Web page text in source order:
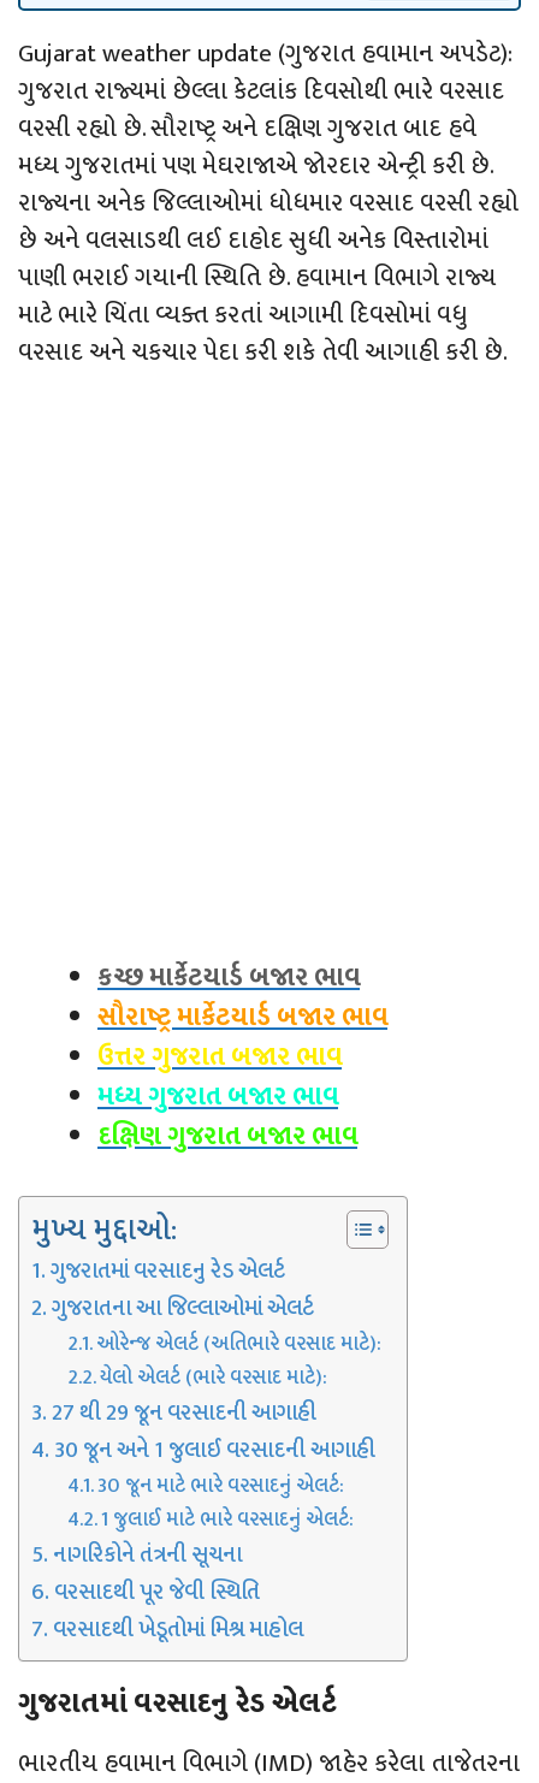
Gujarat weather update (ગુજરાત હવામાન અપડેટ):
ગુજરાત રાજ્યમાં છેલ્લા કેટલાંક દિવસોથી ભારે વરસાદ
વરસી રહ્યો છે. સૌરાષ્ટ્ર અને દક્ષિણ ગુજરાત બાદ હવે
મધ્ય ગુજરાતમાં પણ મેઘરાજાએ જોરદાર એન્ટ્રી કરી છે.
રાજ્યના અનેક જિલ્લાઓમાં ધોધમાર વરસાદ વરસી રહ્યો
છે અને વલસાડથી લઈ દાહોદ સુધી અનેક વિસ્તારોમાં
પાણી ભરાઈ ગયાની સ્થિતિ છે. હવામાન વિભાગે રાજ્ય
માટે ભારે ચિંતા વ્યક્ત કરતાં આગામી દિવસોમાં વધુ
વરસાદ અને ચકચાર પેદા કરી શકે તેવી આગાહી કરી છે.
કચ્છ માર્કેટયાર્ડ બજાર ભાવ
સૌરાષ્ટ્ર માર્કેટયાર્ડ બજાર ભાવ
ઉત્તર ગુજરાત બજાર ભાવ
મધ્ય ગુજરાત બજાર ભાવ
દક્ષિણ ગુજરાત બજાર ભાવ
મુખ્ય મુદ્દાઓ:
ગુજરાતમાં વરસાદનુ રેડ એલર્ટ
ગુજરાતના આ જિલ્લાઓમાં એલર્ટ
ઓરેન્જ એલર્ટ (અતિભારે વરસાદ માટે):
યેલો એલર્ટ (ભારે વરસાદ માટે):
27 થી 29 જૂન વરસાદની આગાહી
30 જૂન અને 1 જુલાઈ વરસાદની આગાહી
30 જૂન માટે ભારે વરસાદનું એલર્ટ:
1 જુલાઈ માટે ભારે વરસાદનું એલર્ટ:
નાગરિકોને તંત્રની સૂચના
વરસાદથી પૂર જેવી સ્થિતિ
વરસાદથી ખેડૂતોમાં મિશ્ર માહોલ
ગુજરાતમાં વરસાદનુ રેડ એલર્ટ
ભારતીય હવામાન વિભાગે (IMD) જાહેર કરેલા તાજેતરના